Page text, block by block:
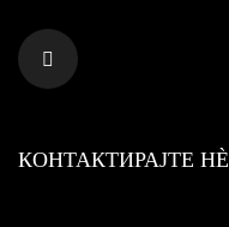
КОНТАКТИРАЈТЕ НÈ